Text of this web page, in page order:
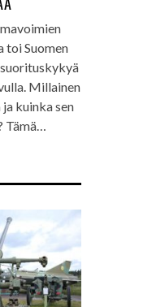
toi Suomen
Millainen
kuinka sen
Tämä…